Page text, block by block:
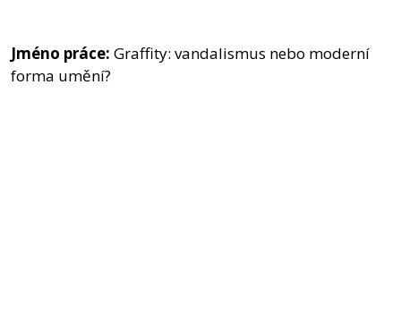
Jméno práce: Graffity: vandalismus nebo moderní
forma umění?